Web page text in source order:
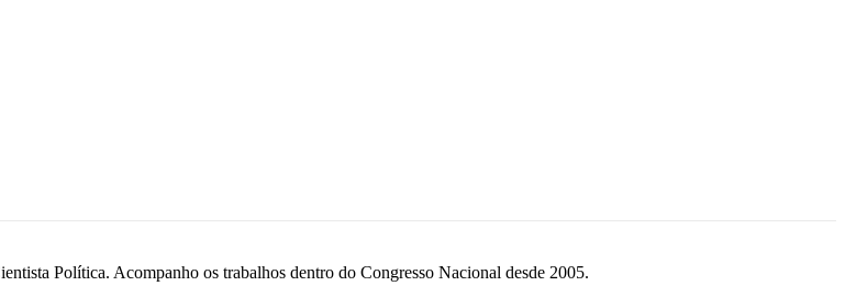
Política. Acompanho os trabalhos dentro do Congresso Nacional desde 2005.